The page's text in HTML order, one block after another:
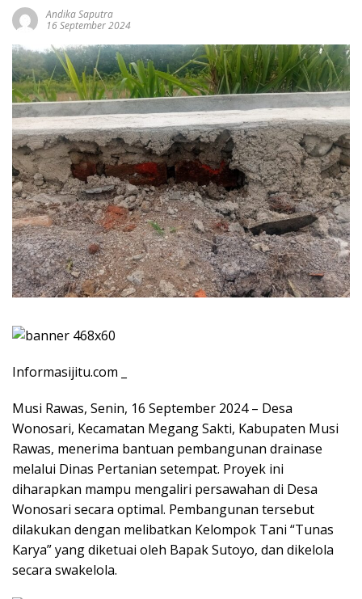
Andika Saputra
16 September 2024
Informasijitu.com _
Musi Rawas, Senin, 16 September 2024 – Desa
Wonosari, Kecamatan Megang Sakti, Kabupaten Musi
Rawas, menerima bantuan pembangunan drainase
melalui Dinas Pertanian setempat. Proyek ini
diharapkan mampu mengaliri persawahan di Desa
Wonosari secara optimal. Pembangunan tersebut
dilakukan dengan melibatkan Kelompok Tani “Tunas
Karya” yang diketuai oleh Bapak Sutoyo, dan dikelola
secara swakelola.